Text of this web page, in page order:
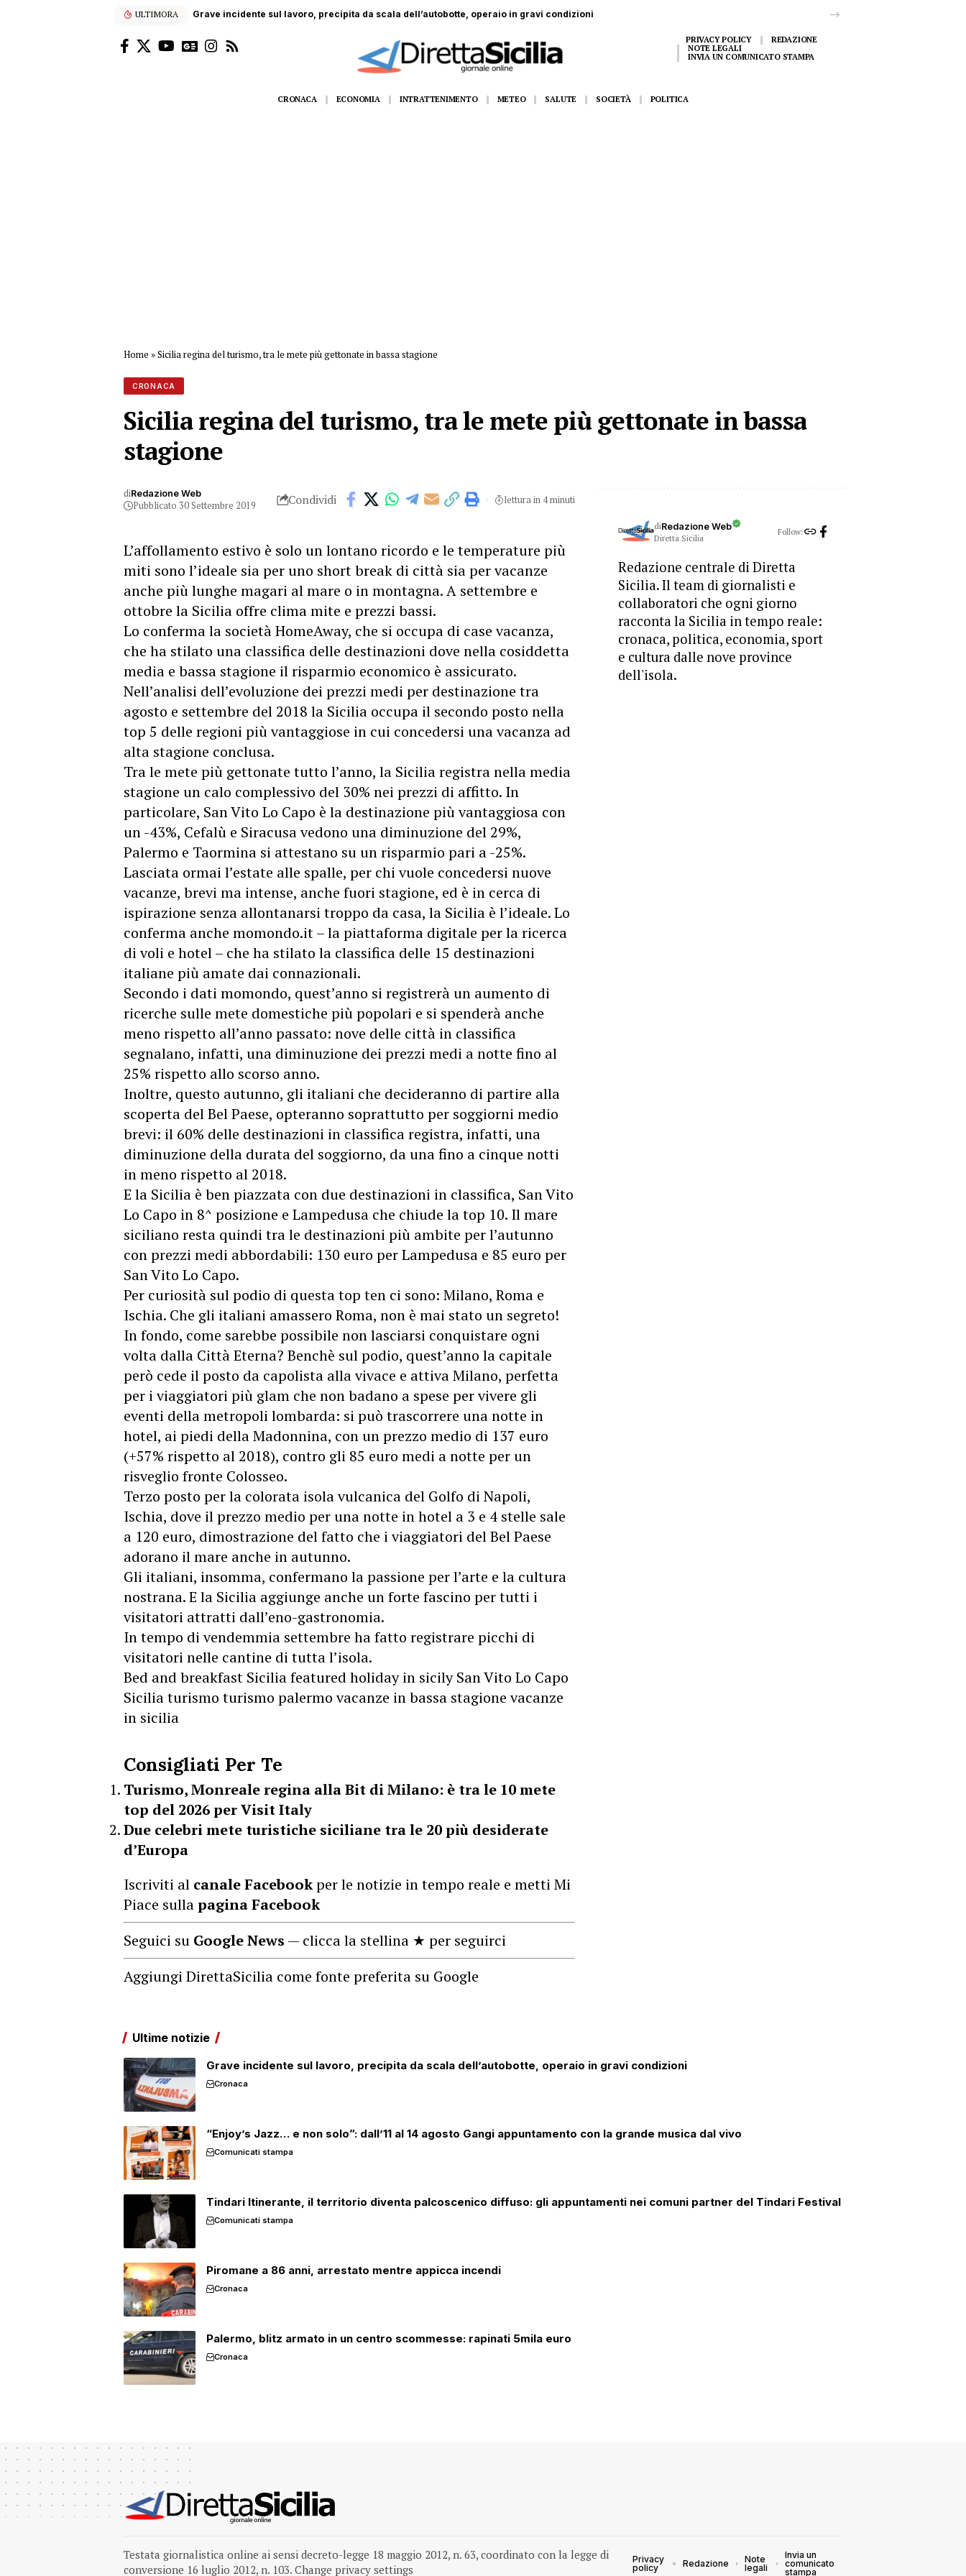
ULTIMORA Grave incidente sul lavoro, precipita da scala dell’autobotte, operaio in gravi condizioni
PRIVACY POLICY
REDAZIONE
NOTE LEGALI
INVIA UN COMUNICATO STAMPA
CRONACA ECONOMIA INTRATTENIMENTO METEO SALUTE SOCIETÀ POLITICA
Home »Sicilia regina del turismo, tra le mete più gettonate in bassa stagione
CRONACA
Sicilia regina del turismo, tra le mete più gettonate in bassa
stagione
diRedazione Web
Pubblicato 30 Settembre 2019 Condividi lettura in 4 minuti
L’affollamento estivo è solo un lontano ricordo e le temperature più
miti sono l’ideale sia per uno short break di città sia per vacanze
anche più lunghe magari al mare o in montagna. A settembre e
ottobre la Sicilia offre clima mite e prezzi bassi.
Lo conferma la società HomeAway, che si occupa di case vacanza,
che ha stilato una classifica delle destinazioni dove nella cosiddetta
media e bassa stagione il risparmio economico è assicurato.
Nell’analisi dell’evoluzione dei prezzi medi per destinazione tra
agosto e settembre del 2018 la Sicilia occupa il secondo posto nella
top 5 delle regioni più vantaggiose in cui concedersi una vacanza ad
alta stagione conclusa.
Tra le mete più gettonate tutto l’anno, la Sicilia registra nella media
stagione un calo complessivo del 30% nei prezzi di affitto. In
particolare, San Vito Lo Capo è la destinazione più vantaggiosa con
un -43%, Cefalù e Siracusa vedono una diminuzione del 29%,
Palermo e Taormina si attestano su un risparmio pari a -25%.
Lasciata ormai l’estate alle spalle, per chi vuole concedersi nuove
vacanze, brevi ma intense, anche fuori stagione, ed è in cerca di
ispirazione senza allontanarsi troppo da casa, la Sicilia è l’ideale. Lo
conferma anche momondo.it – la piattaforma digitale per la ricerca
di voli e hotel – che ha stilato la classifica delle 15 destinazioni
italiane più amate dai connazionali.
Secondo i dati momondo, quest’anno si registrerà un aumento di
ricerche sulle mete domestiche più popolari e si spenderà anche
meno rispetto all’anno passato: nove delle città in classifica
segnalano, infatti, una diminuzione dei prezzi medi a notte fino al
25% rispetto allo scorso anno.
Inoltre, questo autunno, gli italiani che decideranno di partire alla
scoperta del Bel Paese, opteranno soprattutto per soggiorni medio
brevi: il 60% delle destinazioni in classifica registra, infatti, una
diminuzione della durata del soggiorno, da una fino a cinque notti
in meno rispetto al 2018.
E la Sicilia è ben piazzata con due destinazioni in classifica, San Vito
Lo Capo in 8^ posizione e Lampedusa che chiude la top 10. Il mare
siciliano resta quindi tra le destinazioni più ambite per l’autunno
con prezzi medi abbordabili: 130 euro per Lampedusa e 85 euro per
San Vito Lo Capo.
Per curiosità sul podio di questa top ten ci sono: Milano, Roma e
Ischia. Che gli italiani amassero Roma, non è mai stato un segreto!
In fondo, come sarebbe possibile non lasciarsi conquistare ogni
volta dalla Città Eterna? Benchè sul podio, quest’anno la capitale
però cede il posto da capolista alla vivace e attiva Milano, perfetta
per i viaggiatori più glam che non badano a spese per vivere gli
eventi della metropoli lombarda: si può trascorrere una notte in
hotel, ai piedi della Madonnina, con un prezzo medio di 137 euro
(+57% rispetto al 2018), contro gli 85 euro medi a notte per un
risveglio fronte Colosseo.
Terzo posto per la colorata isola vulcanica del Golfo di Napoli,
Ischia, dove il prezzo medio per una notte in hotel a 3 e 4 stelle sale
a 120 euro, dimostrazione del fatto che i viaggiatori del Bel Paese
adorano il mare anche in autunno.
Gli italiani, insomma, confermano la passione per l’arte e la cultura
nostrana. E la Sicilia aggiunge anche un forte fascino per tutti i
visitatori attratti dall’eno-gastronomia.
In tempo di vendemmia settembre ha fatto registrare picchi di
visitatori nelle cantine di tutta l’isola.
Bed and breakfast Siciliafeatured holiday in sicily San Vito Lo Capo
Sicilia turismo turismo palermo vacanze in bassa stagione vacanze
in sicilia
Consigliati Per Te
Turismo, Monreale regina alla Bit di Milano: è tra le 10 mete
top del 2026 per Visit Italy
Due celebri mete turistiche siciliane tra le 20 più desiderate
d’Europa
Iscriviti al canale Facebookper le notizie in tempo reale e metti Mi
Piace sullapagina Facebook
Seguici su Google News — clicca la stellina ★ per seguirci
Aggiungi DirettaSicilia come fonte preferita su Google
diRedazione Web
Diretta Sicilia
Follow:
Redazione centrale di Diretta
Sicilia. Il team di giornalisti e
collaboratori che ogni giorno
racconta la Sicilia in tempo reale:
cronaca, politica, economia, sport
e cultura dalle nove province
dell'isola.
Ultime notizie
Grave incidente sul lavoro, precipita da scala dell’autobotte, operaio in gravi condizioni
Cronaca
“Enjoy’s Jazz… e non solo”: dall’11 al 14 agosto Gangi appuntamento con la grande musica dal vivo
Comunicati stampa
Tindari Itinerante, il territorio diventa palcoscenico diffuso: gli appuntamenti nei comuni partner del Tindari Festival
Comunicati stampa
Piromane a 86 anni, arrestato mentre appicca incendi
Cronaca
Palermo, blitz armato in un centro scommesse: rapinati 5mila euro
Cronaca
Testata giornalistica online ai sensi decreto-legge 18 maggio 2012, n. 63, coordinato con la legge di
conversione 16 luglio 2012, n. 103. Change privacy settings
Privacy
policy
Redazione
Note
legali
Invia un
comunicato
stampa